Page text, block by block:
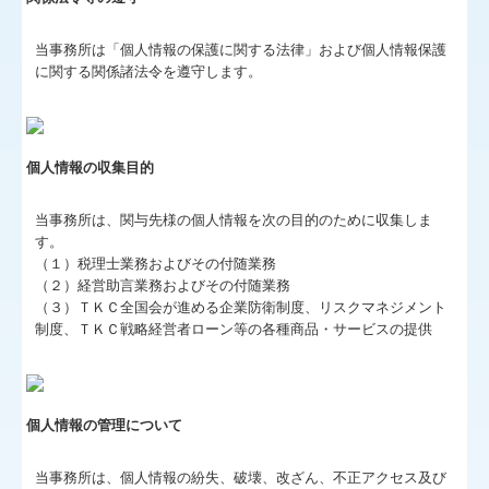
リンク集
FX4クラウド
グループ通算（有利・不利）判定
病院・診療所の皆様へ
補助金・助成金・融資情報
経営者お役立ち情報
当事務所は「個人情報の保護に関する法律」および個人情報保護
に関する関係諸法令を遵守します。
個人情報の収集目的
当事務所は、関与先様の個人情報を次の目的のために収集しま
す。
（１）税理士業務およびその付随業務
（２）経営助言業務およびその付随業務
（３）ＴＫＣ全国会が進める企業防衛制度、リスクマネジメント
制度、ＴＫＣ戦略経営者ローン等の各種商品・サービスの提供
個人情報の管理について
当事務所は、個人情報の紛失、破壊、改ざん、不正アクセス及び